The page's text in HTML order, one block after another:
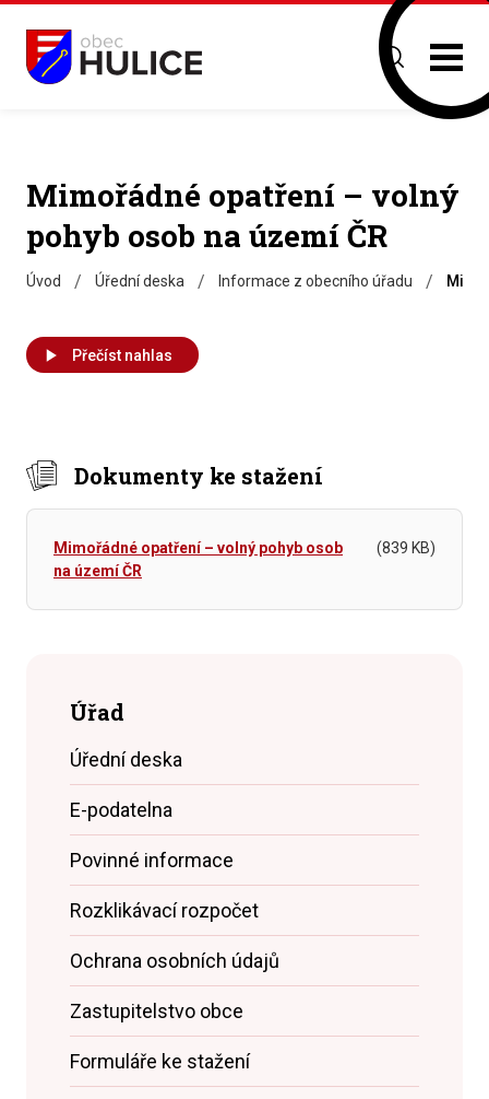
Mimořádné opatření – volný
pohyb osob na území ČR
Úvod / Úřední deska / Informace z obecního úřadu /
Přečíst nahlas
Dokumenty ke stažení
Mimořádné opatření – volný pohyb osob
na území ČR
(839 KB)
Úřad
Úřední deska
E-podatelna
Povinné informace
Rozklikávací rozpočet
Ochrana osobních údajů
Zastupitelstvo obce
Formuláře ke stažení